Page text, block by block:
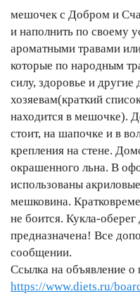
мешочек с Добром и
и наполнить по своему
ароматными травами
которые по народным
силу, здоровье и
хозяевам(краткий
находится в мешочке).
стоит, на шапочке и в
крепления на стене.
окрашенного льна. В
использованы
мешковина.
не боится. Кукла-
предназначена! Все
сообщении.
Ссылка на объявление о
https://www.diets.ru/